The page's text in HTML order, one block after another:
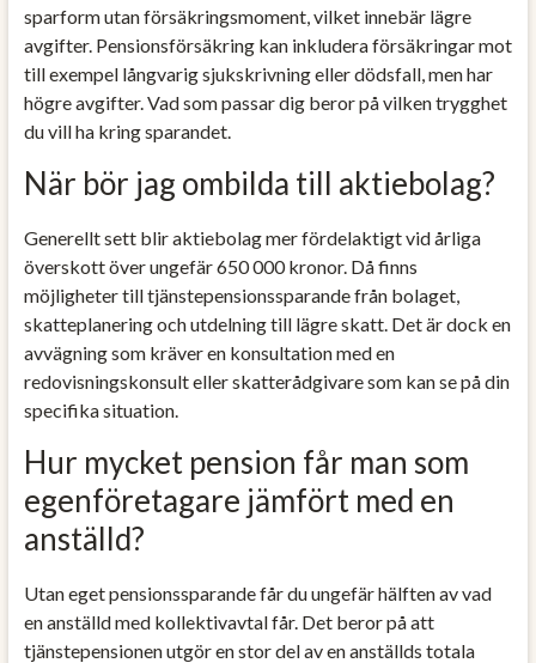
sparform utan försäkringsmoment, vilket innebär lägre
avgifter. Pensionsförsäkring kan inkludera försäkringar mot
till exempel långvarig sjukskrivning eller dödsfall, men har
högre avgifter. Vad som passar dig beror på vilken trygghet
du vill ha kring sparandet.
När bör jag ombilda till aktiebolag?
Generellt sett blir aktiebolag mer fördelaktigt vid årliga
överskott över ungefär 650 000 kronor. Då finns
möjligheter till tjänstepensionssparande från bolaget,
skatteplanering och utdelning till lägre skatt. Det är dock en
avvägning som kräver en konsultation med en
redovisningskonsult eller skatterådgivare som kan se på din
specifika situation.
Hur mycket pension får man som
egenföretagare jämfört med en
anställd?
Utan eget pensionssparande får du ungefär hälften av vad
en anställd med kollektivavtal får. Det beror på att
tjänstepensionen utgör en stor del av en anställds totala